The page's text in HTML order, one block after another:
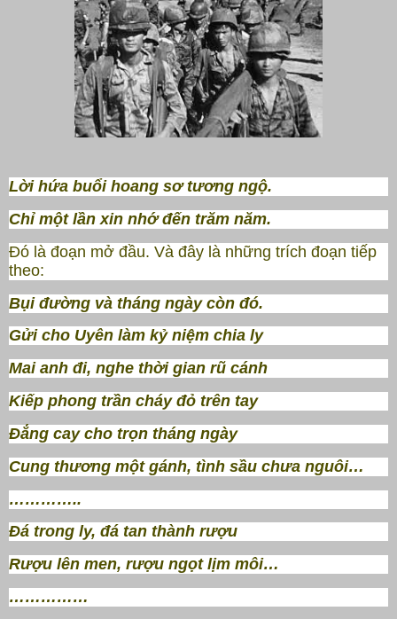
Lời hứa buổi hoang sơ tương ngộ.
Chỉ một lần xin nhớ đến trăm năm.
Đó là đoạn mở đầu. Và đây là những trích đoạn tiếp
theo:
Bụi đường và tháng ngày còn đó.
Gửi cho Uyên làm kỷ niệm chia ly
Mai anh đi, nghe thời gian rũ cánh
Kiếp phong trần cháy đỏ trên tay
Đắng cay cho trọn tháng ngày
Cung thương một gánh, tình sầu chưa nguôi…
…………..
Đá trong ly, đá tan thành rượu
Rượu lên men, rượu ngọt lịm môi…
……………